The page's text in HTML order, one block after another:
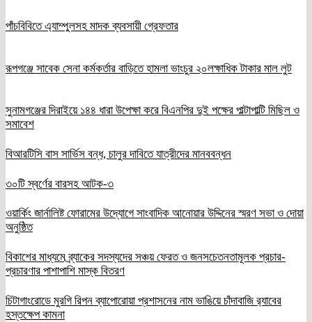
পাঁচবিবিতে এ্যাম্পুলসহ মাদক ব্যবসায়ী গ্রেফতার
রূপগঞ্জে সাবেক সেনা কর্মকর্তার বাড়িতে হামলা ভাংচুর ২০লক্ষাধিক টাকার মাল লুট
সুনামগঞ্জের দিরাইয়ে ১৪৪ ধারা উপেক্ষা করে বিএনপির দুই পক্ষের পাল্টাপাল্টি মিছিল ও
সমাবেশ
বিআরটিসি বাস সার্ভিস বন্ধ, চালুর দাবিতে যাত্রীদের মানববন্ধন
৩০টি স্বর্ণের বারসহ আটক-৩
ওয়ার্কিং জার্নালিষ্ট ফোরামের উদ্যোগে সাংবাদিক আনোয়ার উদ্দিনের স্মরণ সভা ও দোয়া
অনুষ্ঠিত
বিকাশের মাধ্যমে ব্র্যাকের সদস্যদের সঞ্চয় ফেরত ও জনসচেতনতামূলক প্রচার-
প্রচারণার পাশাপাশি মাস্ক বিতরণ
চিটাগাংরোডে মুরগি রিপন ব্যাপোরোয়া প্রশাসনের নাম ভাঙিয়ে চাঁদাবাজি র‌্যাবের
হস্তক্ষেপ কামনা